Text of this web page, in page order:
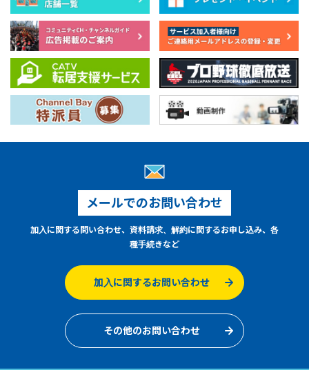
メールでのお問い合わせ
加入に関する問い合わせ、資料請求、解約に関するお申し込み、各
種手続きなど
加入に関するお問い合わせ
その他のお問い合わせ